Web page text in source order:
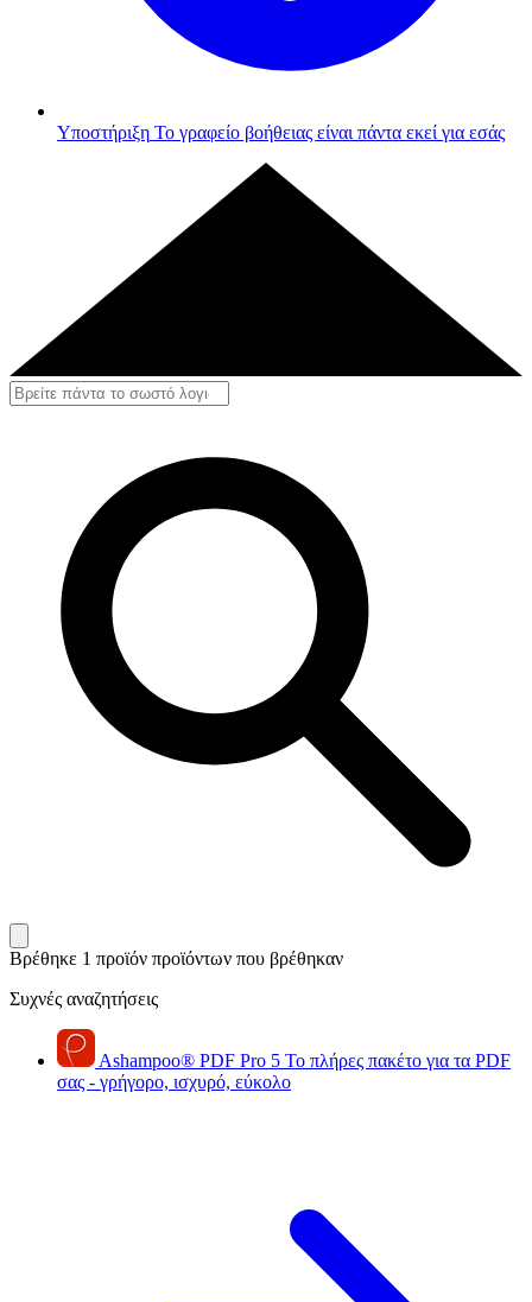
Υποστήριξη Το γραφείο βοήθειας είναι πάντα εκεί για εσάς
Βρέθηκε 1 προϊόν προϊόντων που βρέθηκαν
Συχνές αναζητήσεις
Ashampoo® PDF Pro 5 Το πλήρες πακέτο για τα PDF
σας - γρήγορο, ισχυρό, εύκολο